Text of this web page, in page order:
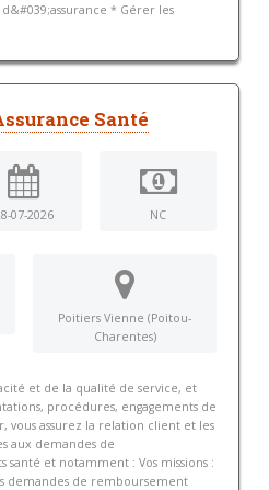
* Gérer les
Santé
07-2026 NC
Poitiers Vienne (Poitou-
Charentes)
et de la qualité de service, et
procédures, engagements de
vous assurez la relation client et les
aux demandes de
et notamment : Vos missions :
demandes de remboursement